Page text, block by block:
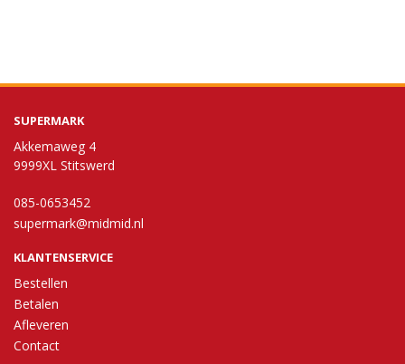
SUPERMARK
Akkemaweg 4
9999XL Stitswerd
085-0653452
supermark@midmid.nl
KLANTENSERVICE
Bestellen
Betalen
Afleveren
Contact